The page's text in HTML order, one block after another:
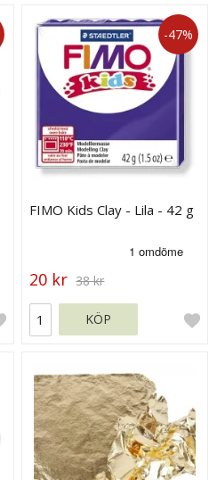
-47%
FIMO Kids Clay - Lila - 42 g
20 kr 38 kr
KÖP